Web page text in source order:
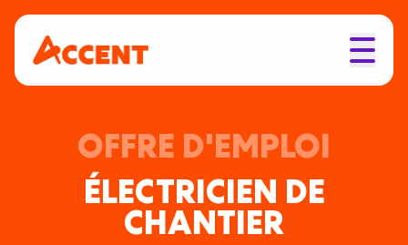
OFFRE D'EMPLOI
ÉLECTRICIEN DE
CHANTIER